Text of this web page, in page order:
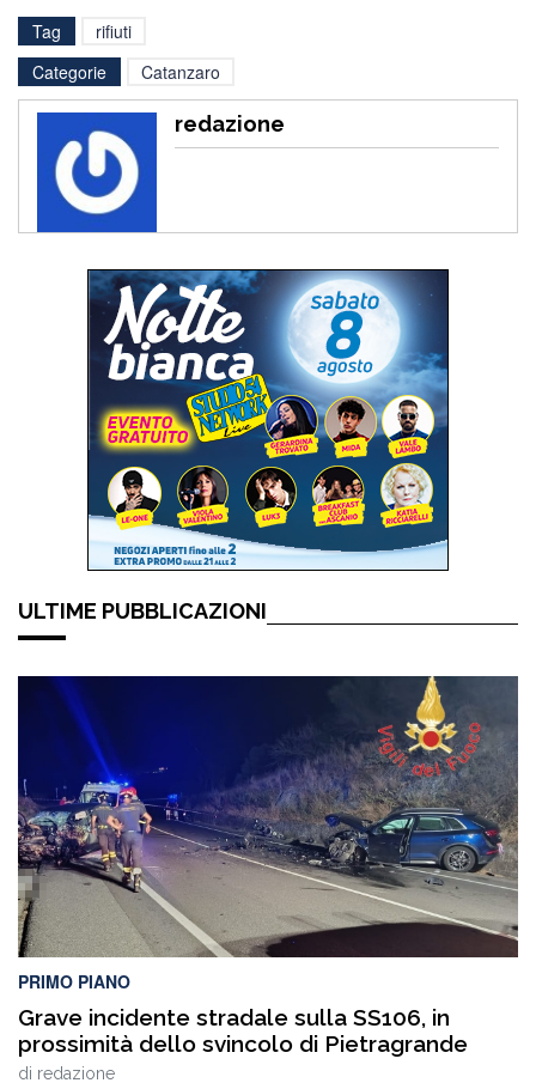
Tag
rifiuti
Categorie
Catanzaro
redazione
ULTIME PUBBLICAZIONI
PRIMO PIANO
Grave incidente stradale sulla SS106, in
prossimità dello svincolo di Pietragrande
di redazione